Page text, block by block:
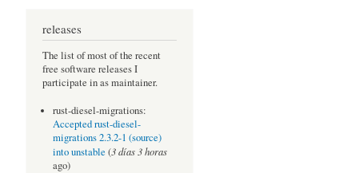
releases
The list of most of the recent
free software releases I
participate in as maintainer.
rust-diesel-migrations:
Accepted rust-diesel-
migrations 2.3.2-1 (source)
into unstable (3 días 3 horas
ago)